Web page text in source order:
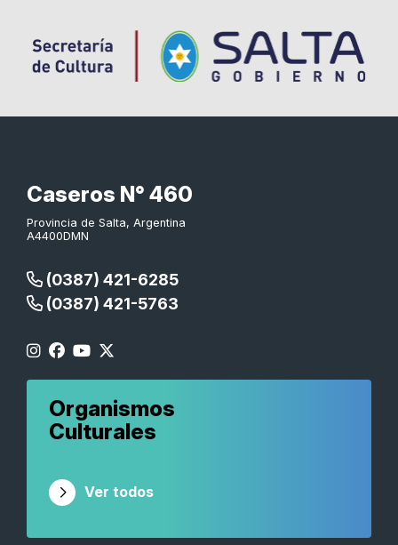
Caseros N° 460
Provincia de Salta, Argentina
A4400DMN
(0387) 421-6285
(0387) 421-5763
Organismos
Culturales
Ver todos